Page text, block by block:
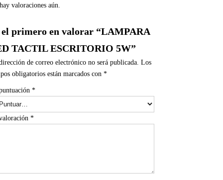
valoraciones aún.
el primero en valorar “LAMPARA
TACTIL ESCRITORIO 5W”
de correo electrónico no será publicada. Los
obligatorios están marcados con *
*
*